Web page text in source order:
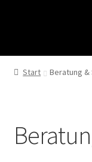
Start Beratung &